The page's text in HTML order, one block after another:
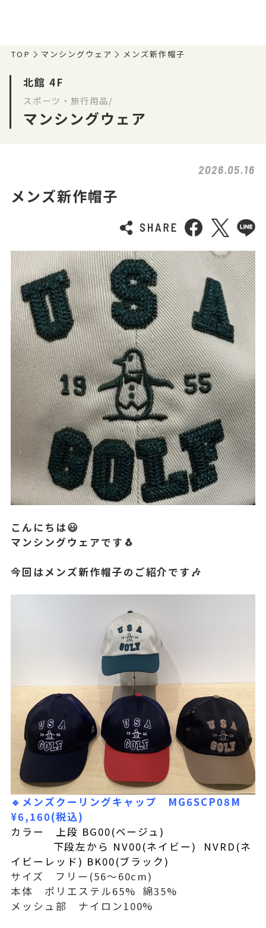
TOP マンシングウェア メンズ新作帽子
北館 4F
スポーツ・旅行用品/
マンシングウェア
2026.05.16
メンズ新作帽子
こんにちは😃
マンシングウェアです🐧
今回はメンズ新作帽子のご紹介です🎶
🔹メンズクーリングキャップ MG6SCP08M
¥6,160(税込)
カラー 上段 BG00(ベージュ)
下段左から NV00(ネイビー) NVRD(ネ
イビーレッド) BK00(ブラック)
サイズ フリー(56〜60cm)
本体 ポリエステル65% 綿35%
メッシュ部 ナイロン100%